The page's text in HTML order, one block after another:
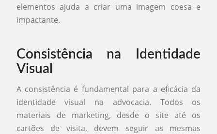
elementos ajuda a criar uma imagem coesa e
impactante.
Consistência na Identidade
Visual
A consistência é fundamental para a eficácia da
identidade visual na advocacia. Todos os
materiais de marketing, desde o site até os
cartões de visita, devem seguir as mesmas